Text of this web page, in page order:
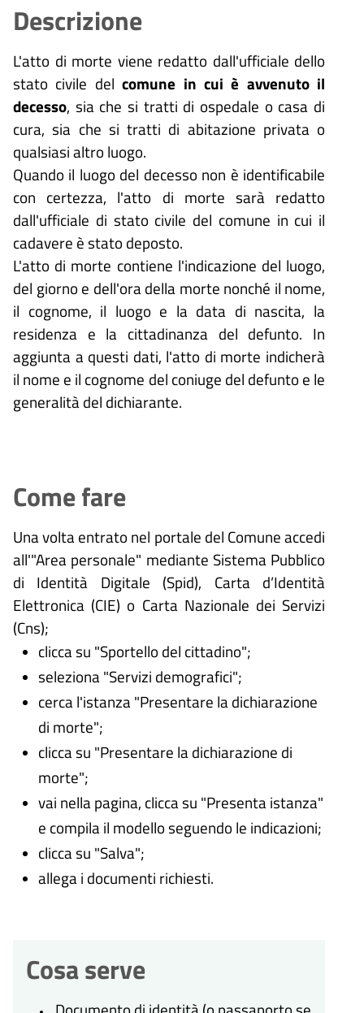
Descrizione
L'atto di morte viene redatto dall'ufficiale dello
stato civile delcomune in cui è avvenuto il
decesso, sia che si tratti di ospedale o casa di
cura, sia che si tratti di abitazione privata o
qualsiasi altro luogo.
Quando il luogo del decesso non è identificabile
con certezza, l'atto di morte sarà redatto
dall'ufficiale di stato civile del comune in cui il
cadavere è stato deposto.
L'atto di morte contiene l'indicazione del luogo,
del giorno e dell'ora della morte nonché il nome,
il cognome, il luogo e la data di nascita, la
residenza e la cittadinanza del defunto. In
aggiunta a questi dati, l'atto di morte indicherà
il nome e il cognome del coniuge del defunto e le
generalità del dichiarante.
Come fare
Una volta entrato nel portale del Comune accedi
all'"Area personale" mediante Sistema Pubblico
di Identità Digitale (Spid), Carta d’Identità
Elettronica (CIE) o Carta Nazionale dei Servizi
(Cns);
clicca su "Sportello del cittadino";
seleziona "Servizi demografici";
cerca l'istanza "Presentare la dichiarazione
di morte";
clicca su "Presentare la dichiarazione di
morte";
vai nella pagina, clicca su "Presenta istanza"
e compila il modello seguendo le indicazioni;
clicca su "Salva";
allega i documenti richiesti.
Cosa serve